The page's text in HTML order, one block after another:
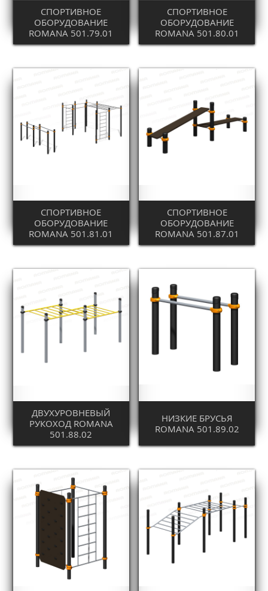
СПОРТИВНОЕ
ОБОРУДОВАНИЕ
ROMANA 501.79.01
СПОРТИВНОЕ
ОБОРУДОВАНИЕ
ROMANA 501.80.01
СПОРТИВНОЕ
ОБОРУДОВАНИЕ
ROMANA 501.81.01
СПОРТИВНОЕ
ОБОРУДОВАНИЕ
ROMANA 501.87.01
ДВУХУРОВНЕВЫЙ
РУКОХОД ROMANA
501.88.02
НИЗКИЕ БРУСЬЯ
ROMANA 501.89.02